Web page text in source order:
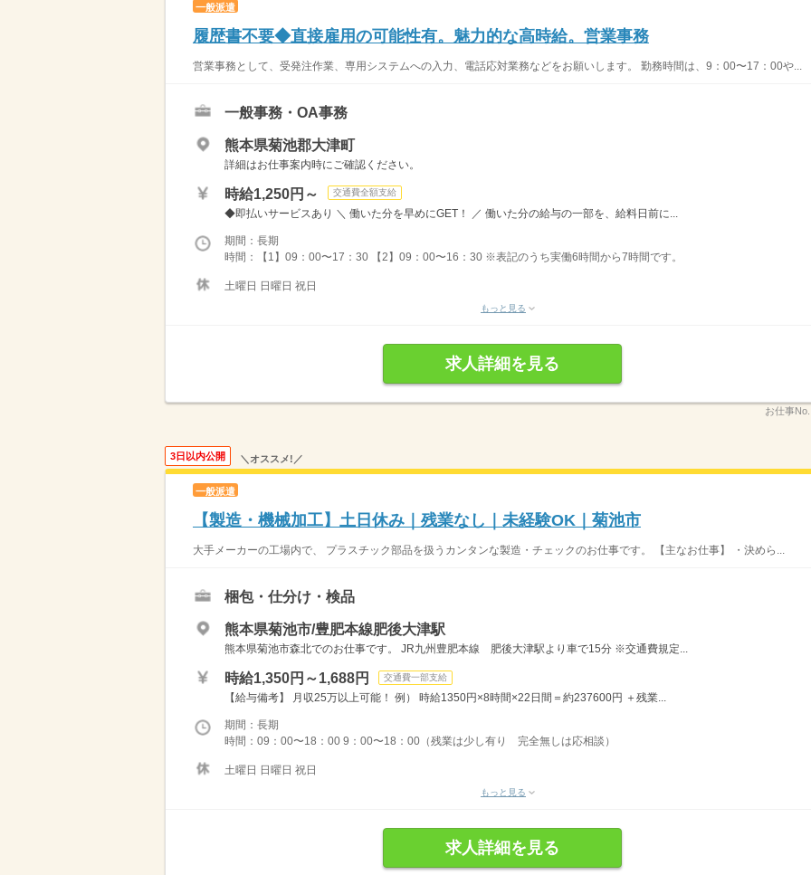
一般派遣
履歴書不要◆直接雇用の可能性有。魅力的な高時給。営業事務
営業事務として、受発注作業、専用システムへの入力、電話応対業務などをお願いします。 勤務時間は、9：00〜17：00や...
一般事務・OA事務
熊本県菊池郡大津町
詳細はお仕事案内時にご確認ください。
時給1,250円～ 交通費全額支給
◆即払いサービスあり ＼ 働いた分を早めにGET！ ／ 働いた分の給与の一部を、給料日前に...
期間：長期
時間：【1】09：00〜17：30 【2】09：00〜16：30 ※表記のうち実働6時間から7時間です。
土曜日 日曜日 祝日
もっと見る
求人詳細を見る
お仕事No.
3日以内公開 ＼オススメ!／
一般派遣
【製造・機械加工】土日休み｜残業なし｜未経験OK｜菊池市
大手メーカーの工場内で、 プラスチック部品を扱うカンタンな製造・チェックのお仕事です。 【主なお仕事】 ・決めら...
梱包・仕分け・検品
熊本県菊池市/豊肥本線肥後大津駅
熊本県菊池市森北でのお仕事です。 JR九州豊肥本線 肥後大津駅より車で15分 ※交通費規定...
時給1,350円～1,688円 交通費一部支給
【給与備考】 月収25万以上可能！ 例） 時給1350円×8時間×22日間＝約237600円 ＋残業...
期間：長期
時間：09：00〜18：00 9：00〜18：00（残業は少し有り 完全無しは応相談）
土曜日 日曜日 祝日
もっと見る
求人詳細を見る